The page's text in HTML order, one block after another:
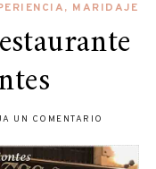
, MARIDAJE
UN COMENTARIO